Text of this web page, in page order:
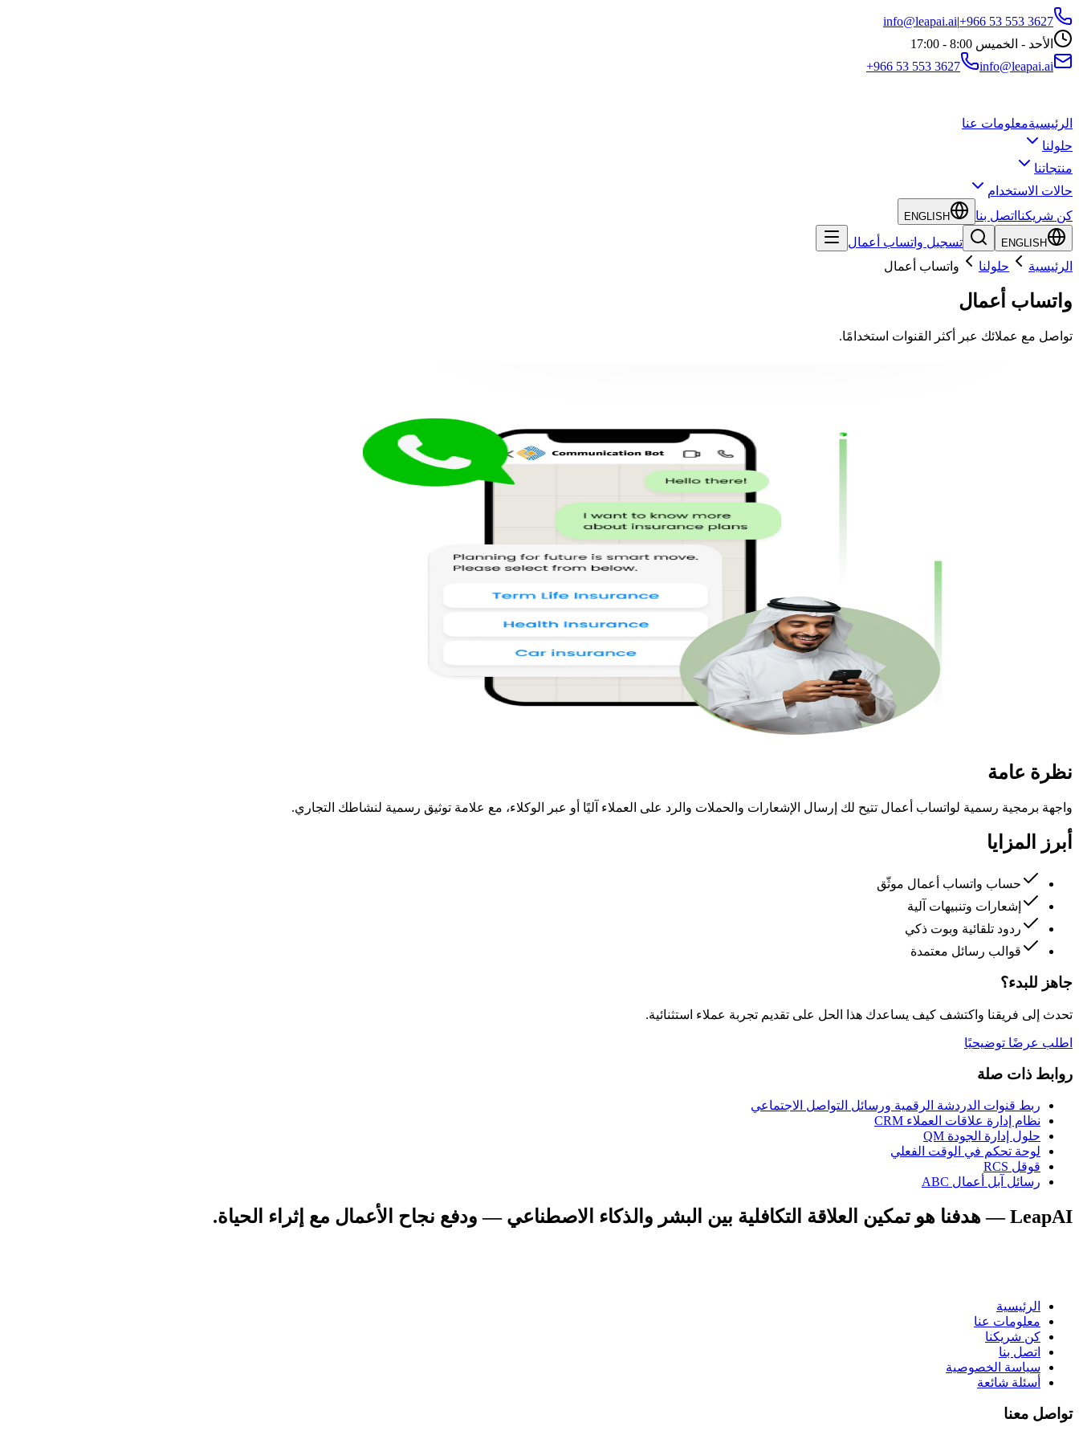
+966 53 553 3627
|
info@leapai.ai
الأحد - الخميس 8:00 - 17:00
info@leapai.ai
+966 53 553 3627
الرئيسيةمعلومات عنا
حلولنا
منتجاتنا
حالات الاستخدام
كن شريكنا اتصل بنا ENGLISH
ENGLISH
تسجيل واتساب أعمال
الرئيسية
حلولنا واتساب أعمال
واتساب أعمال
تواصل مع عملائك عبر أكثر القنوات استخدامًا.
نظرة عامة
واجهة برمجية رسمية لواتساب أعمال تتيح لك إرسال الإشعارات والحملات والرد على العملاء آليًا أو عبر الوكلاء، مع علامة توثيق رسمية لنشاطك التجاري.
أبرز المزايا
حساب واتساب أعمال موثّق
إشعارات وتنبيهات آلية
ردود تلقائية وبوت ذكي
قوالب رسائل معتمدة
جاهز للبدء؟
تحدث إلى فريقنا واكتشف كيف يساعدك هذا الحل على تقديم تجربة عملاء استثنائية.
اطلب عرضًا توضيحيًا
روابط ذات صلة
ربط قنوات الدردشة الرقمية ورسائل التواصل الاجتماعي
نظام إدارة علاقات العملاء CRM
حلول إدارة الجودة QM
لوحة تحكم في الوقت الفعلي
قوقل RCS
رسائل آبل أعمال ABC
LeapAI — هدفنا هو تمكين العلاقة التكافلية بين البشر والذكاء الاصطناعي — ودفع نجاح الأعمال مع إثراء الحياة.
الرئيسية
معلومات عنا
كن شريكنا
اتصل بنا
سياسة الخصوصية
أسئلة شائعة
تواصل معنا